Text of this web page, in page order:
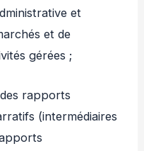
et
et de
gérées ;
rapports
(intermédiaires